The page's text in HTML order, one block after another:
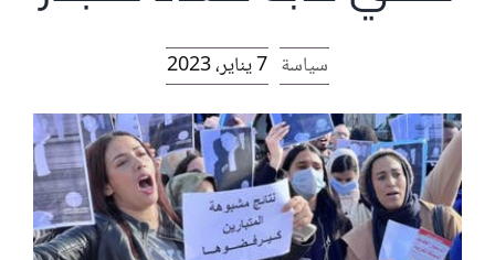
افتتاحية موقع المناضل-ة
روابط
سياسة 7 يناير، 2023